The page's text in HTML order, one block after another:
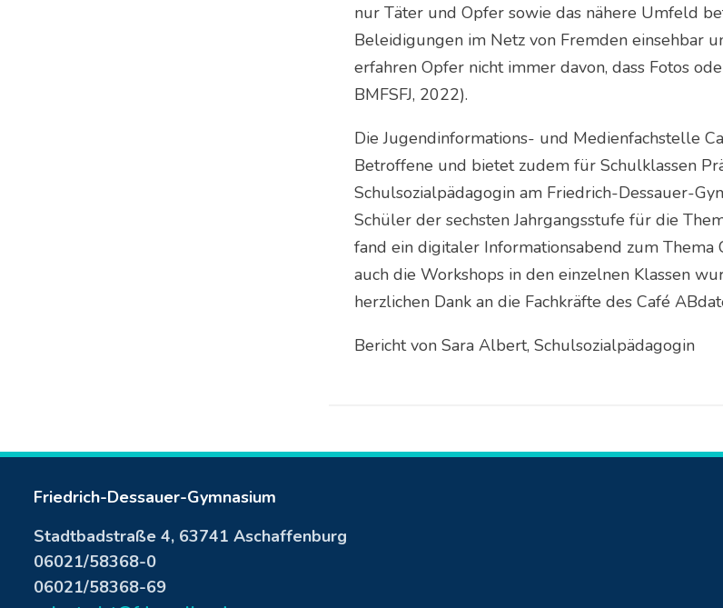
nur Täter und Opfer sowie das nähere Umfeld
Beleidigungen im Netz von Fremden einsehbar
erfahren Opfer nicht immer davon, dass Fotos
BMFSFJ, 2022).
Die Jugendinformations- und Medienfachstelle
Betroffene und bietet zudem für Schulklassen
Schulsozialpädagogin am Friedrich-Dessauer-
Schüler der sechsten Jahrgangsstufe für die
fand ein digitaler Informationsabend zum
auch die Workshops in den einzelnen Klassen
herzlichen Dank an die Fachkräfte des Café
Bericht von Sara Albert, Schulsozialpädagogin
Friedrich-Dessauer-Gymnasium
Stadtbadstraße 4, 63741 Aschaffenburg
06021/58368-0
06021/58368-69